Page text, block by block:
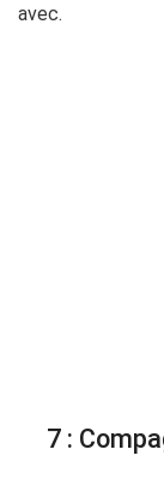
avec.
7 :